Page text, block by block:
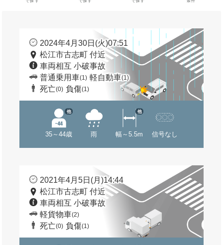
2024年4月30日(火)07:51
松江市古志町 付近
車両相互 小破事故
普通乗用車(1) 軽自動車(1)
死亡(0) 負傷(1)
35～44歳
他
雨 幅～5.5m
他
信号なし
2021年4月5日(月)14:44
松江市古志町 付近
車両相互 小破事故
軽貨物車(2)
死亡(0) 負傷(1)